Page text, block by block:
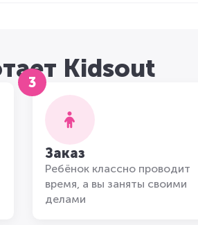
Kidsout
3
Заказ
Ребёнок классно проводит
время, а вы заняты своими
делами